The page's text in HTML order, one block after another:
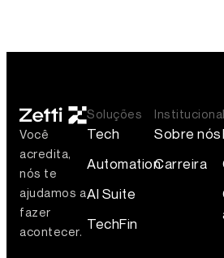
Você
acredita,
nós te
ajudamos a
fazer
acontecer.
Soluções
Tech
Automation
AI Suite
TechFin
Sobre nós
Carreira